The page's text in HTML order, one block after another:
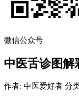
微信公众号
中医舌诊图解
作者: 中医爱好者 分